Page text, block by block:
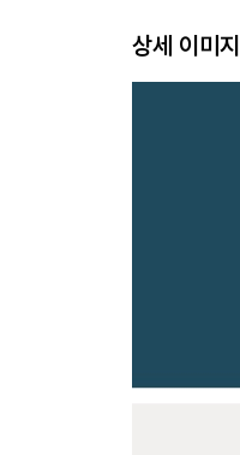
상세 이미지